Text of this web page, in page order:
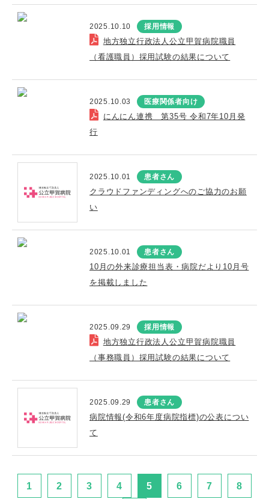
2025.10.10 採用情報
地方独立行政法人公立甲賀病院職員
（看護職員）採用試験の結果について
2025.10.03 医療関係者向け
にんにん連携 第35号 令和7年10月発
行
2025.10.01 患者さん
クラウドファンディングへのご協力のお願
い
2025.10.01 患者さん
10月の外来診療担当表・病院だより10月号
を掲載しました
2025.09.29 採用情報
地方独立行政法人公立甲賀病院職員
（事務職員）採用試験の結果について
2025.09.29 患者さん
病院情報(令和6年度病院指標)の公表につい
て
1 2 3 4 5 6 7 8